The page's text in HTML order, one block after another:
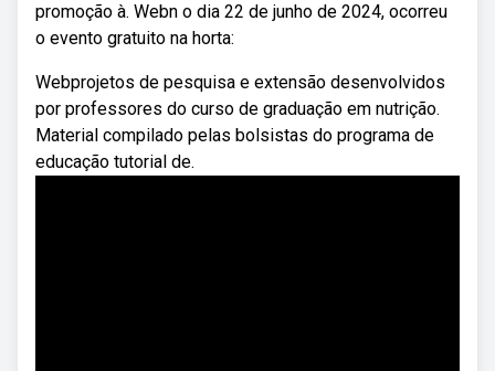
promoção à. Webn o dia 22 de junho de 2024, ocorreu
o evento gratuito na horta:
Webprojetos de pesquisa e extensão desenvolvidos
por professores do curso de graduação em nutrição.
Material compilado pelas bolsistas do programa de
educação tutorial de.